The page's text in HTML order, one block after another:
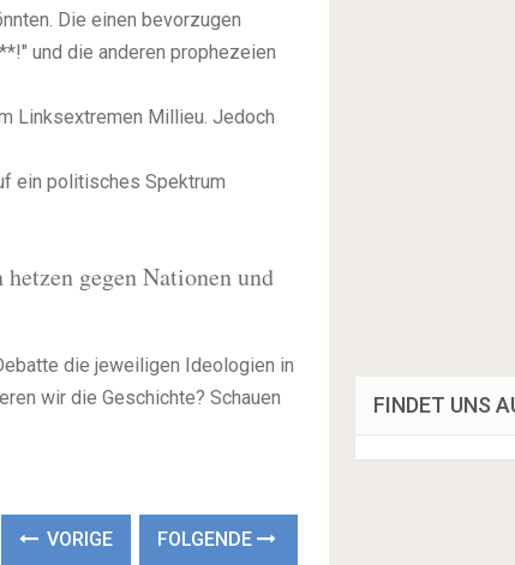
Die einen bevorzugen
und die anderen prophezeien
Linksextremen Millieu. Jedoch
ein politisches Spektrum
gegen Nationen und
die jeweiligen Ideologien in
wir die Geschichte? Schauen
VORIGE FOLGENDE
FINDET UNS